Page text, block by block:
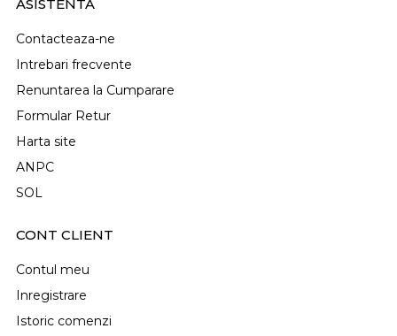
ASISTENTA
Contacteaza-ne
Intrebari frecvente
Renuntarea la Cumparare
Formular Retur
Harta site
ANPC
SOL
CONT CLIENT
Contul meu
Inregistrare
Istoric comenzi